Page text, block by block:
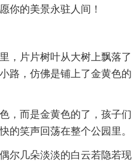
你的美景永驻人间！
，片片树叶从大树上飘落了
路，仿佛是铺上了金黄色的
，而是金黄色的了，孩子们
的笑声回荡在整个公园里。
尔几朵淡淡的白云若隐若现